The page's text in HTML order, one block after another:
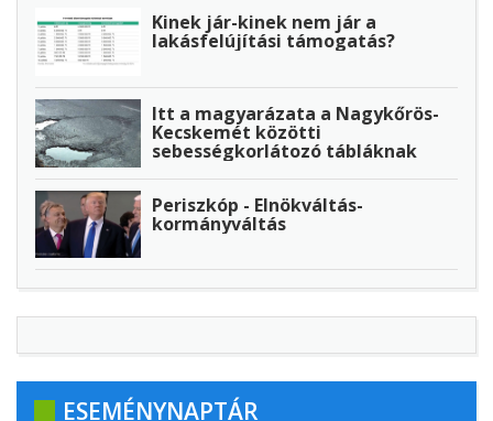
Kinek jár-kinek nem jár a
lakásfelújítási támogatás?
Itt a magyarázata a Nagykőrös-
Kecskemét közötti
sebességkorlátozó tábláknak
Periszkóp - Elnökváltás-
kormányváltás
ESEMÉNYNAPTÁR